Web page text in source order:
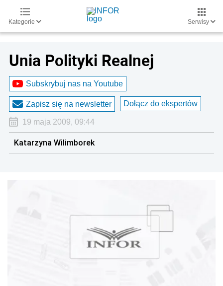
Kategorie Serwisy
Unia Polityki Realnej
Subskrybuj nas na Youtube
Zapisz się na newsletter Dołącz do ekspertów
19 maja 2009, 09:44
Katarzyna Wilimborek